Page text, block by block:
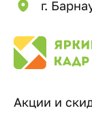
г.
Акции и